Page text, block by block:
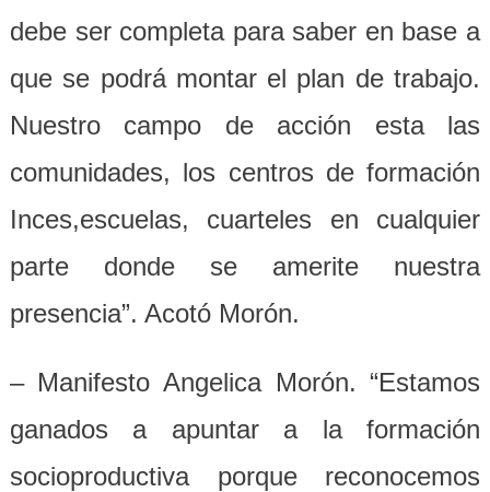
debe ser completa para saber en base a
que se podrá montar el plan de trabajo.
Nuestro campo de acción esta las
comunidades, los centros de formación
Inces,escuelas, cuarteles en cualquier
parte donde se amerite nuestra
presencia”. Acotó Morón.
– Manifesto Angelica Morón. “Estamos
ganados a apuntar a la formación
socioproductiva porque reconocemos